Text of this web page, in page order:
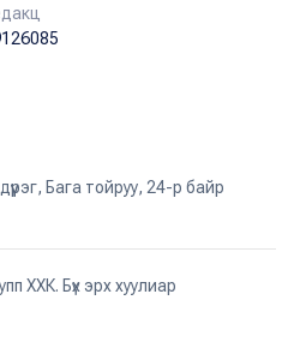
Бага тойруу, 24-р байр
ХХК. Бүх эрх хуулиар